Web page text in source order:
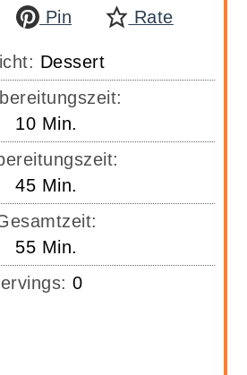
Pin Rate
Dessert
10Minuten
Min.
45Minuten
Min.
55Minuten
Min.
0